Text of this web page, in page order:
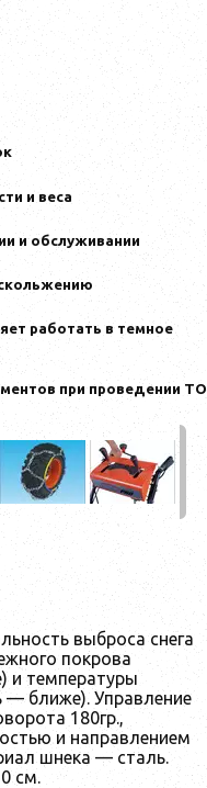
и веса
и обслуживании
работать в темное
при проведении ТО
выброса снега
покрова
и температуры
— ближе). Управление
180гр.,
и направлением
шнека — сталь.
см.